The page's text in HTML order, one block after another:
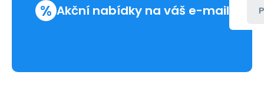
% Akční nabídky na váš e-mail